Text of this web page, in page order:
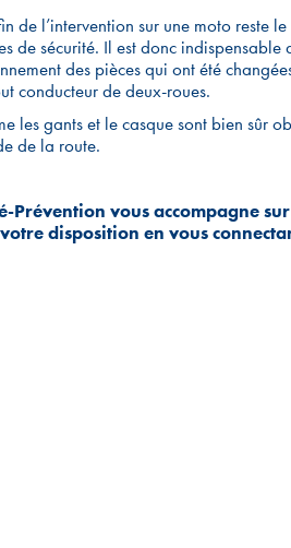
de l’intervention sur une moto reste
de sécurité. Il est donc
des pièces qui ont été
conducteur de deux-roues.
les gants et le casque sont bien sûr
de la route.
Prévention vous accompagne
disposition en vous